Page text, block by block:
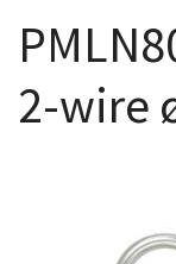
2-wire